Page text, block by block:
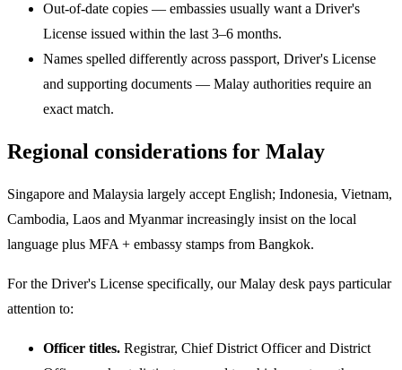
Out-of-date copies — embassies usually want a Driver's
License issued within the last 3–6 months.
Names spelled differently across passport, Driver's License
and supporting documents — Malay authorities require an
exact match.
Regional considerations for Malay
Singapore and Malaysia largely accept English; Indonesia, Vietnam,
Cambodia, Laos and Myanmar increasingly insist on the local
language plus MFA + embassy stamps from Bangkok.
For the Driver's License specifically, our Malay desk pays particular
attention to:
Officer titles. Registrar, Chief District Officer and District